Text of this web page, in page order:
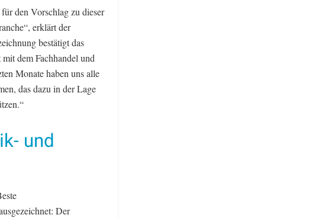
den Vorschlag zu dieser
erklärt der
bestätigt das
dem Fachhandel und
Monate haben uns alle
das dazu in der Lage
und
Der